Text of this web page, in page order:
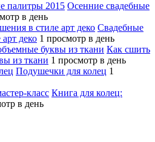
Осенние свадебные
в день
Свадебные
деко 1 просмотр в день
Как сшить
из ткани 1 просмотр в день
Подушечки для колец 1
Книга для колец:
в день